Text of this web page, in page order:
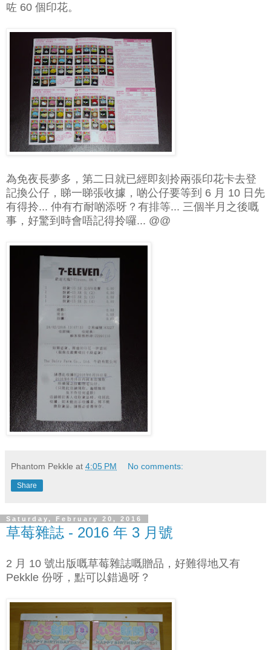
咗 60 個印花。
為免夜長夢多，第二日就已經即刻拎兩張印花卡去登
記換公仔，睇一睇張收據，啲公仔要等到 6 月 10 日先
有得拎... 仲有冇耐啲添呀？有排等... 三個半月之後嘅
事，好驚到時會唔記得拎囉... @@
Phantom Pekkle at 4:05 PM No comments:
Share
Saturday, February 20, 2016
草莓雜誌 - 2016 年 3 月號
2 月 10 號出版嘅草莓雜誌嘅贈品，好難得地又有
Pekkle 份呀，點可以錯過呀？